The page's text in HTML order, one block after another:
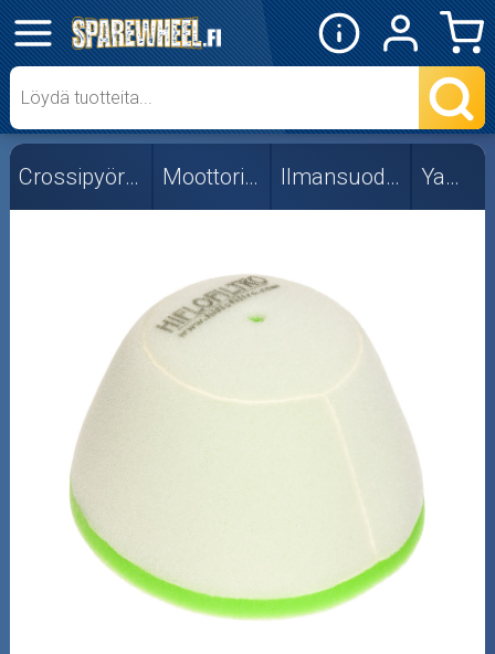
✕
Mopon osat
Skootterin osat
Crossipyörän osat
Moottoripyörän osat
Moottorikelkan osat
Mopoauton osat
Mönkijän osat
Puutarha ja metsä
Ajovarusteet
Crossipyörän osat Moottorin osat Ilmansuodattimet Yamaha